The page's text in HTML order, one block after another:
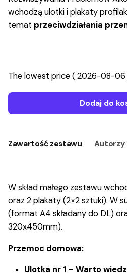
wchodzą ulotki i plakaty
temat przeciwdziałania
The lowest price ( 2026-08-06
Dodaj do
Zawartość zestawu Autorzy
W skład małego zestawu
oraz 2 plakaty (2×2 sztuki). W
(format A4 składany do DL)
320x450mm).
Przemoc domowa:
Ulotka nr 1 – Warto